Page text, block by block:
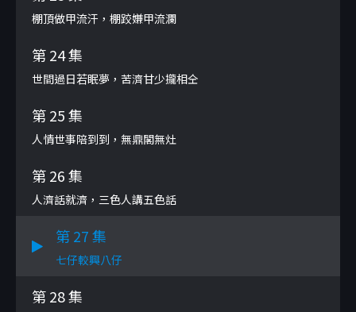
棚頂做甲流汗，棚跤嫌甲流瀾
第 24 集
世間過日若眠夢，苦濟甘少攏相仝
第 25 集
人情世事陪到到，無鼎閣無灶
第 26 集
人濟話就濟，三色人講五色話
第 27 集
七仔較興八仔
第 28 集